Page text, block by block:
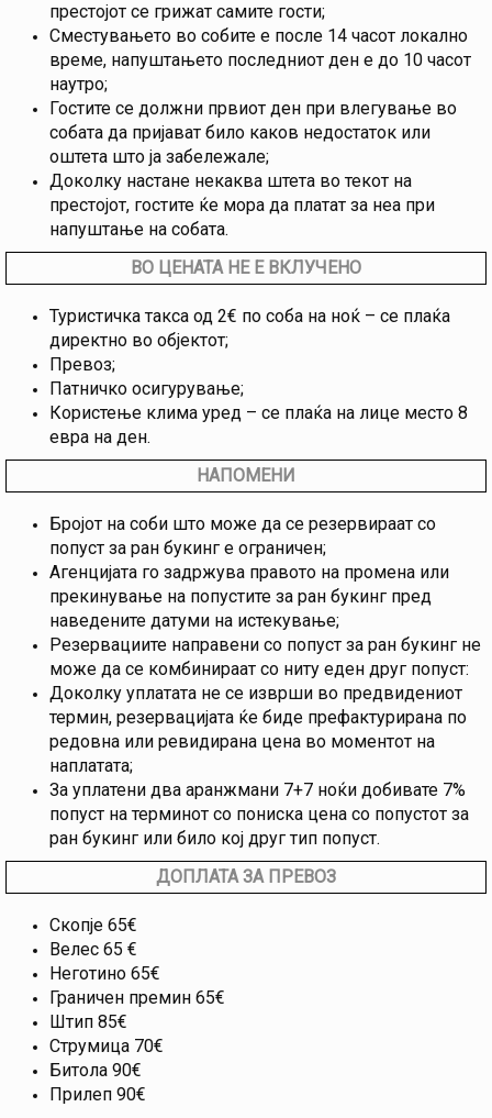
престојот се грижат самите гости;
Сместувањето во собите е после 14 часот локално
време, напуштањето последниот ден е до 10 часот
наутро;
Гостите се должни првиот ден при влегување во
собата да пријават било каков недостаток или
оштета што ја забележале;
Доколку настане некаква штета во текот на
престојот, гостите ќе мора да платат за неа при
напуштање на собата.
ВО ЦЕНАТА НЕ Е ВКЛУЧЕНО
Туристичка такса од 2€ по соба на ноќ – се плаќа
директно во објектот;
Превоз;
Патничко осигурување;
Користење клима уред – се плаќа на лице место 8
евра на ден.
НАПОМЕНИ
Бројот на соби што може да се резервираат со
попуст за ран букинг е ограничен;
Агенцијата го задржува правото на промена или
прекинување на попустите за ран букинг пред
наведените датуми на истекување;
Резервациите направени со попуст за ран букинг не
може да се комбинираат со ниту еден друг попуст:
Доколку уплатата не се изврши во предвидениот
термин, резервацијата ќе биде префактурирана по
редовна или ревидирана цена во моментот на
наплатата;
За уплатени два аранжмани 7+7 ноќи добивате 7%
попуст на терминот со пониска цена со попустот за
ран букинг или било кој друг тип попуст.
ДОПЛАТА ЗА ПРЕВОЗ
Скопје 65€
Велес 65 €
Неготино 65€
Граничен премин 65€
Штип 85€
Струмица 70€
Битола 90€
Прилеп 90€